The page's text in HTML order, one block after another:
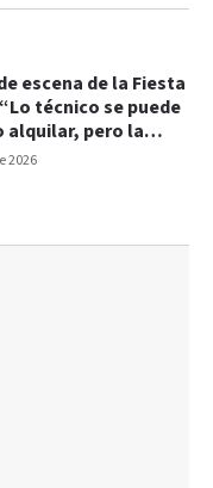
2026
escena de la Fiesta
técnico se puede
alquilar, pero la
y la